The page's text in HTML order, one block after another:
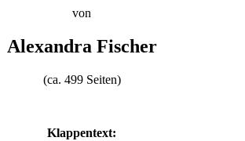
von
Alexandra Fischer
(ca. 499 Seiten)
Klappentext: